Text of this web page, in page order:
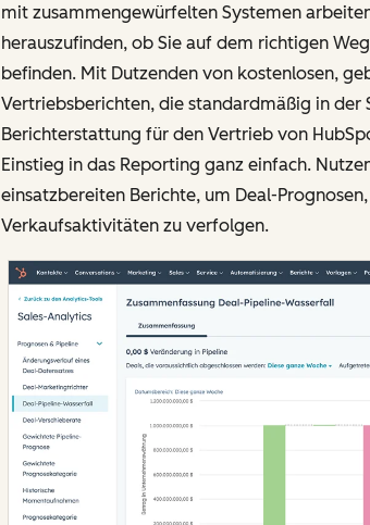
mit zusammengewürfelten Systemen
herauszufinden, ob Sie auf dem richtigen
befinden. Mit Dutzenden von kostenlosen,
Vertriebsberichten, die standardmäßig in der
Berichterstattung für den Vertrieb von
Einstieg in das Reporting ganz einfach.
einsatzbereiten Berichte, um Deal-
Verkaufsaktivitäten zu verfolgen.